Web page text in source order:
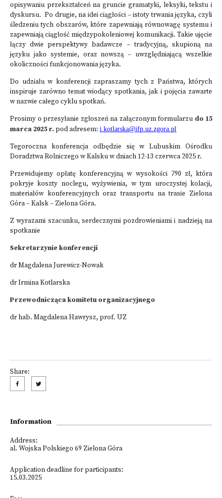
opisywaniu przekształceń na gruncie gramatyki, leksyki, tekstu i
dyskursu. Po drugie, na idei ciągłości – istoty trwania języka, czyli
śledzeniu tych obszarów, które zapewniają równowagę systemu i
zapewniają ciągłość międzypokoleniowej komunikacji. Takie ujęcie
łączy dwie perspektywy badawcze – tradycyjną, skupioną na
języku jako systemie, oraz nowszą – uwzględniającą wszelkie
okoliczności funkcjonowania języka.
Do udziału w konferencji zapraszamy tych z Państwa, których
inspiruje zarówno temat wiodący spotkania, jak i pojęcia zawarte
w nazwie całego cyklu spotkań.
Prosimy o przesyłanie zgłoszeń na załączonym formularzu do 15
marca 2025 r.pod adresem: i.kotlarska@ifp.uz.zgora.pl
Tegoroczna konferencja odbędzie się w Lubuskim Ośrodku
Doradztwa Rolniczego w Kalsku w dniach 12-13 czerwca 2025 r.
Przewidujemy opłatę konferencyjną w wysokości 790 zł, która
pokryje koszty noclegu, wyżywienia, w tym uroczystej kolacji,
materiałów konferencyjnych oraz transportu na trasie Zielona
Góra – Kalsk – Zielona Góra.
Z wyrazami szacunku, serdecznymi pozdrowieniami i nadzieją na
spotkanie
Sekretarzynie konferencji
dr Magdalena Jurewicz-Nowak
dr Irmina Kotlarska
Przewodnicząca komitetu organizacyjnego
dr hab. Magdalena Hawrysz, prof. UZ
Share:
Information
Address:
al. Wojska Polskiego 69 Zielona Góra
Application deadline for participants:
15.03.2025